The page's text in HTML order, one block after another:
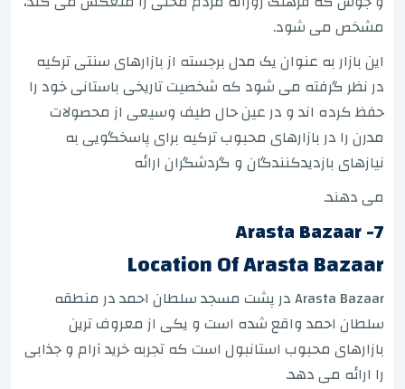
مشخص می شود.
این بازار به عنوان یک مدل برجسته از بازارهای سنتی ترکیه
در نظر گرفته می شود که شخصیت تاریخی باستانی خود را
حفظ کرده اند و در عین حال طیف وسیعی از محصولات
مدرن را در بازارهای محبوب ترکیه برای پاسخگویی به
نیازهای بازدیدکنندگان و گردشگران ارائه
می دهند.
7- Arasta Bazaar
Location Of Arasta Bazaar
Arasta Bazaar در پشت مسجد سلطان احمد در منطقه
سلطان احمد واقع شده است و یکی از معروف ترین
بازارهای محبوب استانبول است که تجربه خرید آرام و جذابی
را ارائه می دهد.